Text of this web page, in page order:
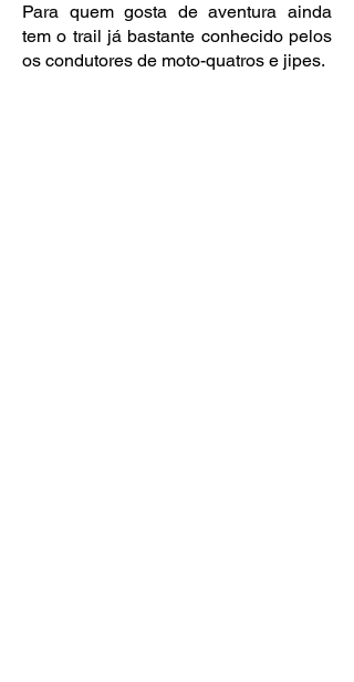
Para quem gosta de aventura ainda
tem o trail já bastante conhecido pelos
os condutores de moto-quatros e jipes.